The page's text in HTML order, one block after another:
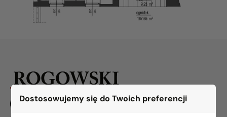
Dostosowujemy się do Twoich preferencji